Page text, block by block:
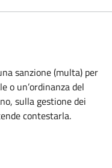
sanzione (multa) per
o un’ordinanza del
sulla gestione dei
contestarla.